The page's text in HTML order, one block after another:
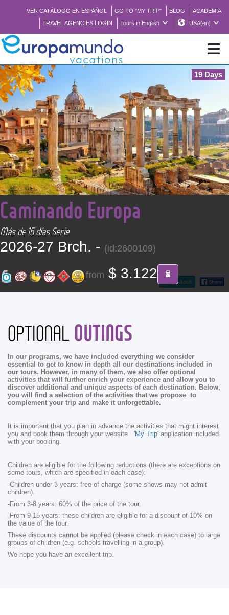
VER CATÁLOGO EN ESPAÑOL GO TO "MY TRIP" BLOG
ACADEMIA
TRAVEL AGENCIES LOGIN
Tours in English USA(en)
BROCHURE PDF
WHERE TO BUY
FEATURED
ABOUT US
Find your Tour
19 Days
go back
<
Caminando Europa
Más de 15 días Serie
2026-27 Brch. - (id:2600109)
from $ 3.122
OPTIONALOUTINGS
In our programs, we have included everything we consider
essential to get to know in depth all our destinations included in
our tours. However, in many of them, we also offer optional
activities that will further enrich your experience and allow you to
discover additional and unique aspects of each destination. Below,
you will find a selection of the activities that we propose to
complement your trip and make it unforgettable.
It is important that you plan in advance the activities that might interest
you and book them through your website 'My Trip' application included
with your booking.
Children are eligible for the following reductions (there are exceptions on
some tours, which are specified in each case):
-Children under 3 years: free of charge (some shows may not admit
children).
-From 3-8 years: 60% of the price of the tour.
-From 9-15 years: these children are eligible for a discount of 10% on
the value of the tour.
These discounts cannot be applied (please check in each case) to large
groups of children (e.g. schools travelling in a group).
We hope you have an excellent trip.